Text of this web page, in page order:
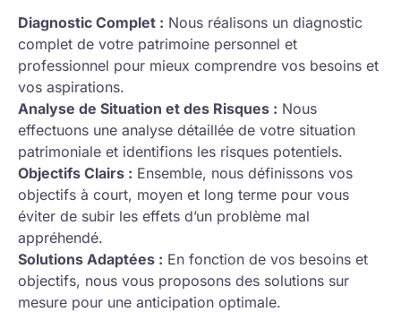
Diagnostic Complet : Nous réalisons un diagnostic
complet de votre patrimoine personnel et
professionnel pour mieux comprendre vos besoins et
vos aspirations.
Analyse de Situation et des Risques : Nous
effectuons une analyse détaillée de votre situation
patrimoniale et identifions les risques potentiels.
Objectifs Clairs : Ensemble, nous définissons vos
objectifs à court, moyen et long terme pour vous
éviter de subir les effets d’un problème mal
appréhendé.
Solutions Adaptées : En fonction de vos besoins et
objectifs, nous vous proposons des solutions sur
mesure pour une anticipation optimale.